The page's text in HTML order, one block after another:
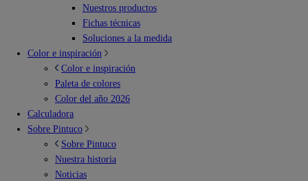
Nuestros productos
Fichas técnicas
Soluciones a la medida
Color e inspiración
Color e inspiración
Paleta de colores
Color del año 2026
Calculadora
Sobre Pintuco
Sobre Pintuco
Nuestra historia
Noticias